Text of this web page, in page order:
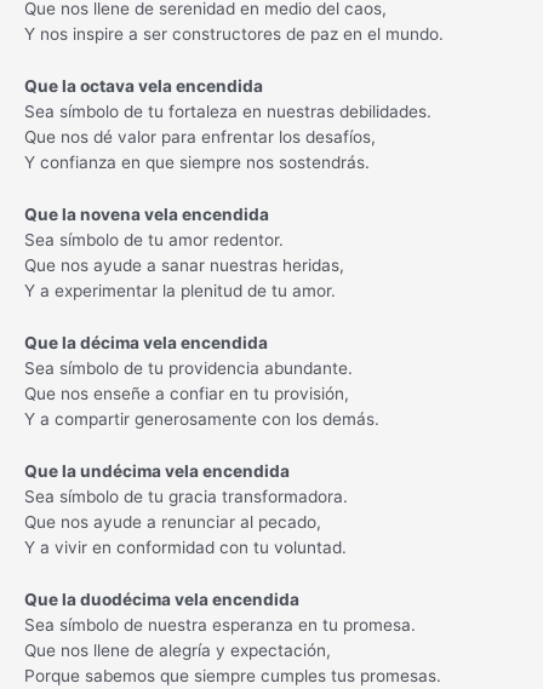
Que nos llene de serenidad en medio del caos,
Y nos inspire a ser constructores de paz en el mundo.
Que la octava vela encendida
Sea símbolo de tu fortaleza en nuestras debilidades.
Que nos dé valor para enfrentar los desafíos,
Y confianza en que siempre nos sostendrás.
Que la novena vela encendida
Sea símbolo de tu amor redentor.
Que nos ayude a sanar nuestras heridas,
Y a experimentar la plenitud de tu amor.
Que la décima vela encendida
Sea símbolo de tu providencia abundante.
Que nos enseñe a confiar en tu provisión,
Y a compartir generosamente con los demás.
Que la undécima vela encendida
Sea símbolo de tu gracia transformadora.
Que nos ayude a renunciar al pecado,
Y a vivir en conformidad con tu voluntad.
Que la duodécima vela encendida
Sea símbolo de nuestra esperanza en tu promesa.
Que nos llene de alegría y expectación,
Porque sabemos que siempre cumples tus promesas.